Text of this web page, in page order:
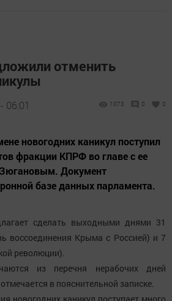
отменить
06:01 1073 0 0
новогодних каникул поступил
фракции КПРФ во главе с ее
Документ
базе данных парламента.
сделать выходными днями 31
воссоединения Крыма с Россией) и 7
революции).
из перечня нерабочих дней
в пояснительной записке.